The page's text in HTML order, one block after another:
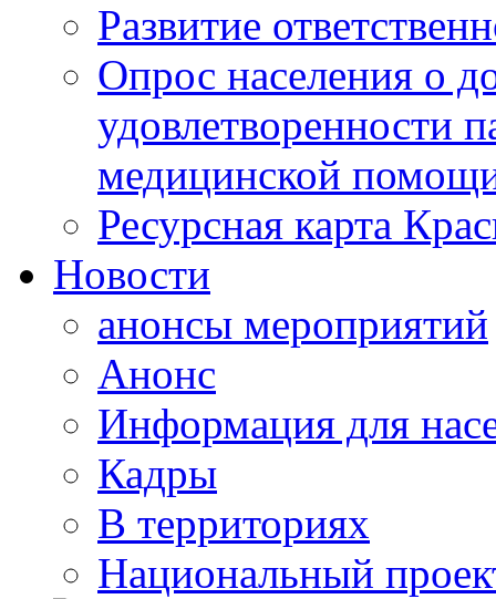
Развитие
Опрос населения о
удовлетворенности
медицинской
Ресурсная карта
Новости
анонсы мероприятий
Анонс
Информация для
Кадры
В территориях
Национальный